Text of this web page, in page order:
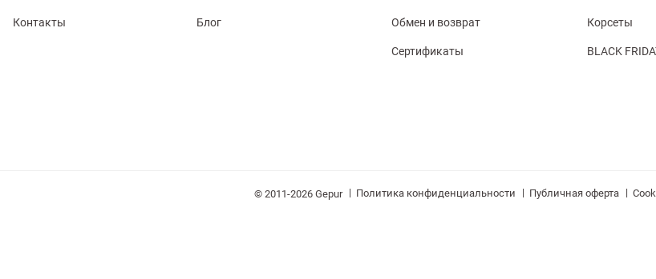
Контакты Блог Обмен и возврат
Сертификаты
Корсеты
BLACK
© 2011-2026 Gepur | Политика конфиденциальности | Публичная оферта |